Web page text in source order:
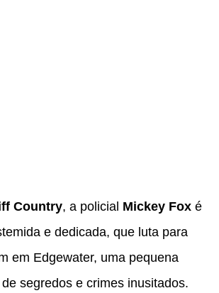
Country, a policial Mickey Fox é
e dedicada, que luta para
em Edgewater, uma pequena
segredos e crimes inusitados.